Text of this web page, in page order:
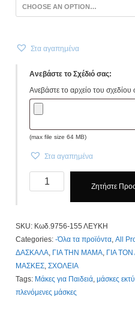
Στα αγαπημένα
Ανεβάστε το Σχέδιό σας:
Ανεβάστε το αρχείο του
(max file size 64 MB)
Στα αγαπημένα
Μάσκες
Κωδ.9756-
Με
Πολύχρωμη
Εκτύπωση,
5
Μάσκες
25€.
Ζητήστε
SKU: Κωδ.9756-155 ΛΕΥΚΗ
Categories:-Όλα τα προϊόντα,All
ΔΑΣΚΑΛΑ, ΓΙΑ ΤΗΝ ΜΑΜΑ, ΓΙΑ
ΜΑΣΚΕΣ,ΣΧΟΛΕΙΑ
Tags: Μάκες για Παιδειά,μάσκες
πλενόμενες μάσκες